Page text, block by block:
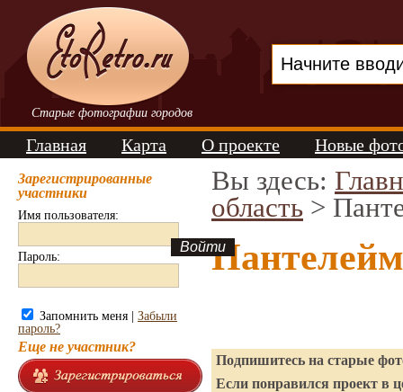
Старые фотографии городов
Главная Карта О проекте Новые
Зарегистрированные
участники
Имя пользователя:
Пароль:
Запомнить меня | Забыли
пароль?
Еще не участник?
Вы здесь:
область >
Подпишитесь на старые
Если понравился проект в